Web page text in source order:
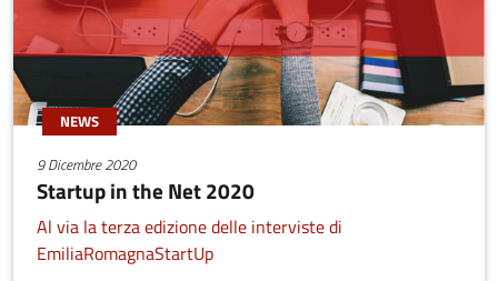
NEWS
9 Dicembre 2020
Startup in the Net 2020
Al via la terza edizione delle interviste di
EmiliaRomagnaStartUp